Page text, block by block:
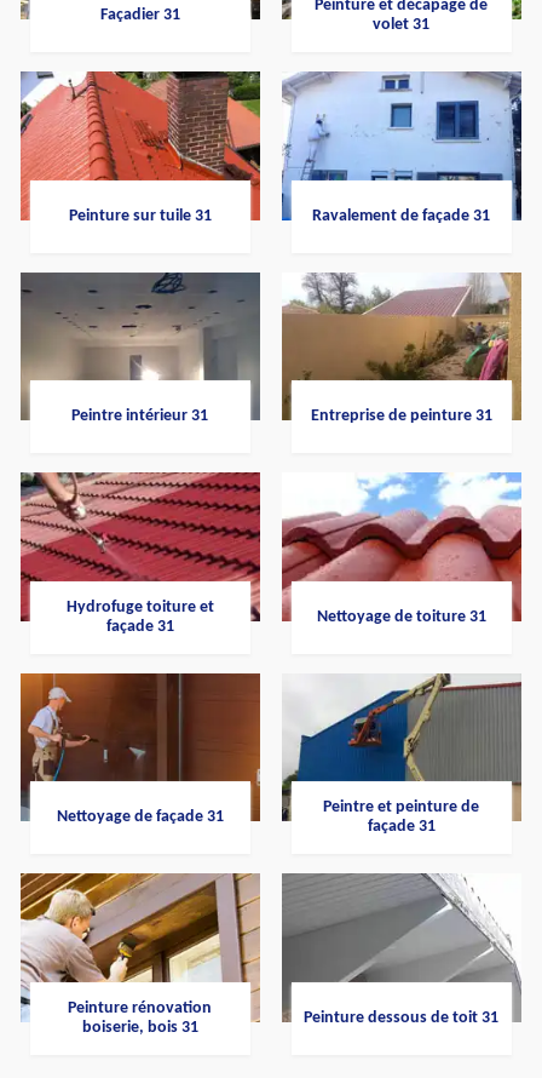
Façadier 31
Peinture et décapage de
volet 31
Peinture sur tuile 31 Ravalement de façade 31
Peintre intérieur 31 Entreprise de peinture 31
Hydrofuge toiture et
façade 31
Nettoyage de toiture 31
Nettoyage de façade 31
Peintre et peinture de
façade 31
Peinture rénovation
boiserie, bois 31
Peinture dessous de toit 31